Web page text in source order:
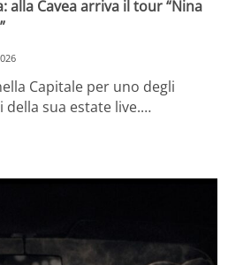
alla Cavea arriva il tour “Nina
Capitale per uno degli
sua estate live.…